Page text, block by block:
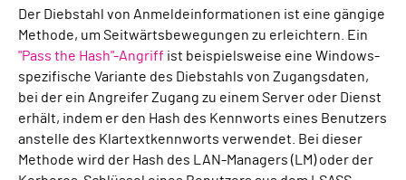
Der Diebstahl von Anmeldeinformationen ist eine gängige
Methode, um Seitwärtsbewegungen zu erleichtern. Ein
"Pass the Hash"-Angriff ist beispielsweise eine Windows-
spezifische Variante des Diebstahls von Zugangsdaten,
bei der ein Angreifer Zugang zu einem Server oder Dienst
erhält, indem er den Hash des Kennworts eines Benutzers
anstelle des Klartextkennworts verwendet. Bei dieser
Methode wird der Hash des LAN-Managers (LM) oder der